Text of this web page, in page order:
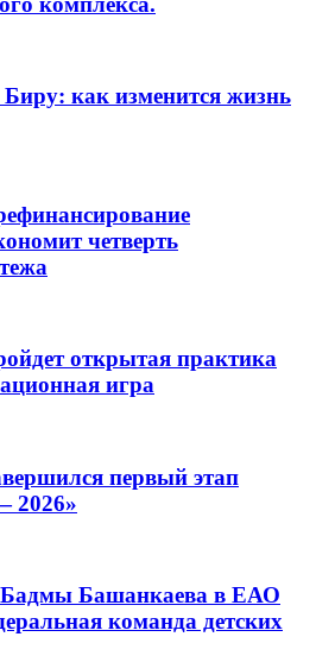
как изменится жизнь
четверть
открытая практика
игра
первый этап
2026»
Башанкаева в ЕАО
команда детских